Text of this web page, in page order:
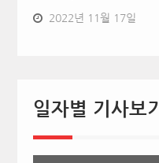
2022년 11월 17일
일자별 기사보기